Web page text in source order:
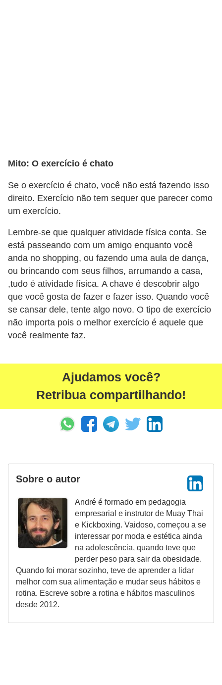
Mito: O exercício é chato
Se o exercício é chato, você não está fazendo isso
direito. Exercício não tem sequer que parecer como
um exercício.
Lembre-se que qualquer atividade física conta. Se
está passeando com um amigo enquanto você
anda no shopping, ou fazendo uma aula de dança,
ou brincando com seus filhos, arrumando a casa,
,tudo é atividade física. A chave é descobrir algo
que você gosta de fazer e fazer isso. Quando você
se cansar dele, tente algo novo. O tipo de exercício
não importa pois o melhor exercício é aquele que
você realmente faz.
Ajudamos você?
Retribua compartilhando!
Sobre o autor
André é formado em pedagogia
empresarial e instrutor de Muay Thai
e Kickboxing. Vaidoso, começou a se
interessar por moda e estética ainda
na adolescência, quando teve que
perder peso para sair da obesidade.
Quando foi morar sozinho, teve de aprender a lidar
melhor com sua alimentação e mudar seus hábitos e
rotina. Escreve sobre a rotina e hábitos masculinos
desde 2012.